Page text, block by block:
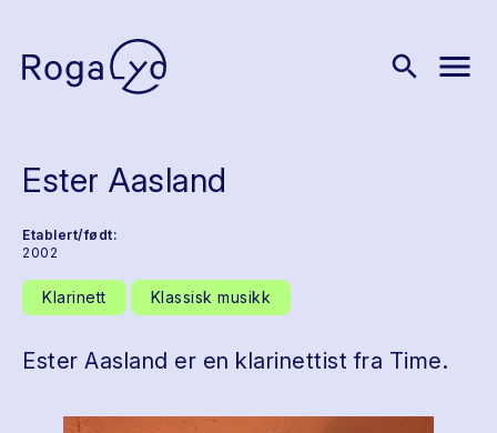
search menu
Ester Aasland
Etablert/født:
2002
Klarinett Klassisk musikk
Ester Aasland er en klarinettist fra Time.